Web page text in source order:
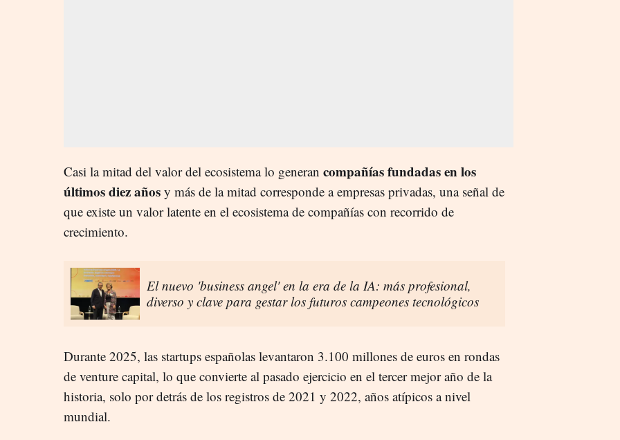
Casi la mitad del valor del ecosistema lo generan compañías fundadas en los
últimos diez años y más de la mitad corresponde a empresas privadas, una señal de
que existe un valor latente en el ecosistema de compañías con recorrido de
crecimiento.
El nuevo 'business angel' en la era de la IA: más profesional,
diverso y clave para gestar los futuros campeones tecnológicos
Durante 2025, las startups españolas levantaron 3.100 millones de euros en rondas
de venture capital, lo que convierte al pasado ejercicio en el tercer mejor año de la
historia, solo por detrás de los registros de 2021 y 2022, años atípicos a nivel
mundial.